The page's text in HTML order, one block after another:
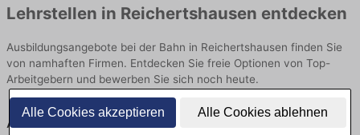
Alle Cookies akzeptieren Alle Cookies ablehnen
Lehrstellen in Reichertshausen entdecken
Ausbildungsangebote bei der Bahn in Reichertshausen finden Sie
von namhaften Firmen. Entdecken Sie freie Optionen von Top-
Arbeitgebern und bewerben Sie sich noch heute.
Ausbildung in Reichertshausen bei der Bahn: